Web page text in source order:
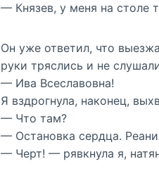
— Князев, у меня на столе
Он уже ответил, что
руки тряслись и не
— Ива Всеславовна!
Я вздрогнула, наконец,
— Что там?
— Остановка сердца.
— Черт! — рявкнула я,